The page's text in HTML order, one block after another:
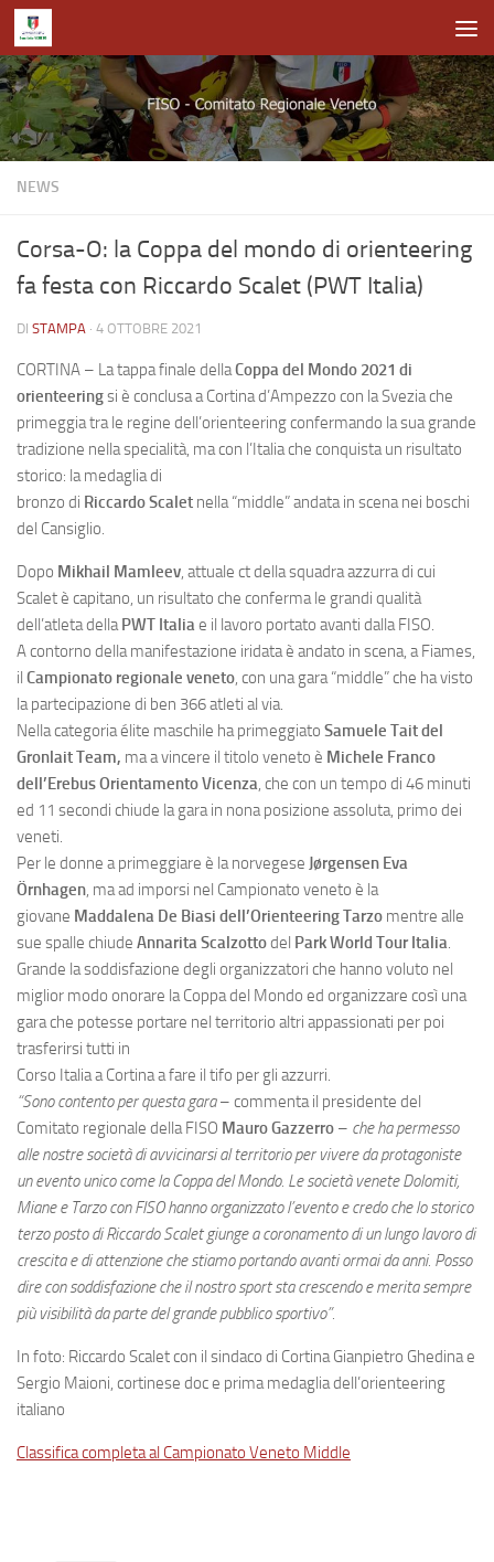
Salta al contenuto
NEWS
Corsa-O: la Coppa del mondo di orienteering
fa festa con Riccardo Scalet (PWT Italia)
DI STAMPA · 4 OTTOBRE 2021
CORTINA – La tappa finale dellaCoppa del Mondo 2021 di
orienteeringsi è conclusa a Cortina d’Ampezzo con la Svezia che
primeggia tra le regine dell’orienteering confermando la sua grande
tradizione nella specialità, ma con l’Italia che conquista un risultato
storico: la medaglia di
bronzo di Riccardo Scalet nella “middle” andata in scena nei boschi
del Cansiglio.
Dopo Mikhail Mamleev, attuale ct della squadra azzurra di cui
Scalet è capitano, un risultato che conferma le grandi qualità
dell’atleta dellaPWT Italiae il lavoro portato avanti dalla FISO.
A contorno della manifestazione iridata è andato in scena, a Fiames,
il Campionato regionale veneto, con una gara “middle” che ha visto
la partecipazione di ben 366 atleti al via.
Nella categoria élite maschile ha primeggiato Samuele Tait del
Gronlait Team, ma a vincere il titolo veneto è Michele Franco
dell’Erebus Orientamento Vicenza, che con un tempo di 46 minuti
ed 11 secondi chiude la gara in nona posizione assoluta, primo dei
veneti.
Per le donne a primeggiare è la norvegese Jørgensen Eva
Örnhagen, ma ad imporsi nel Campionato veneto è la
giovane Maddalena De Biasi dell’Orienteering Tarzo mentre alle
sue spalle chiude Annarita Scalzottodel Park World Tour Italia.
Grande la soddisfazione degli organizzatori che hanno voluto nel
miglior modo onorare la Coppa del Mondo ed organizzare così una
gara che potesse portare nel territorio altri appassionati per poi
trasferirsi tutti in
Corso Italia a Cortina a fare il tifo per gli azzurri.
“Sono contento per questa gara– commenta il presidente del
Comitato regionale della FISO Mauro Gazzerro – che ha permesso
alle nostre società di avvicinarsi al territorio per vivere da protagoniste
un evento unico come la Coppa del Mondo. Le società venete Dolomiti,
Miane e Tarzo con FISO hanno organizzato l’evento e credo che lo storico
terzo posto di Riccardo Scalet giunge a coronamento di un lungo lavoro di
crescita e di attenzione che stiamo portando avanti ormai da anni. Posso
dire con soddisfazione che il nostro sport sta crescendo e merita sempre
più visibilità da parte del grande pubblico sportivo”.
In foto: Riccardo Scalet con il sindaco di Cortina Gianpietro Ghedina e
Sergio Maioni, cortinese doc e prima medaglia dell’orienteering
italiano
Classifica completa al Campionato Veneto Middle